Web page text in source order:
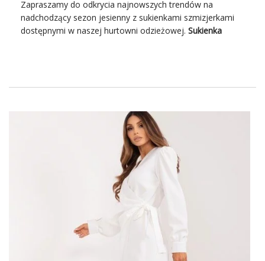
Zapraszamy do odkrycia najnowszych trendów na
nadchodzący sezon jesienny z sukienkami szmizjerkami
dostępnymi w naszej hurtowni odzieżowej. Sukienka
Co to jest sukienka szmizjerka i
damskato wyrazista ikona mody,
która wzbudza skojarzenia z elegancją, klasą i
ponadczasowym stylem. Jej historia sięga lat 30. XX wieku,
kiedy to zyskała popularność jako damski odpowiednik
klasycznych męskich koszulowych fasonów.
Charakterystyczne cechy sukienki
szmizjerki
dopasowany krój, który podkreśla kobiecą sylwetkę, oraz